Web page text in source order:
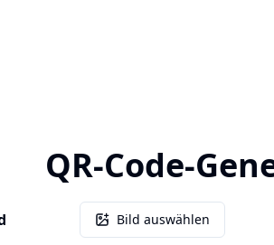
QR-Code-
Bild auswählen